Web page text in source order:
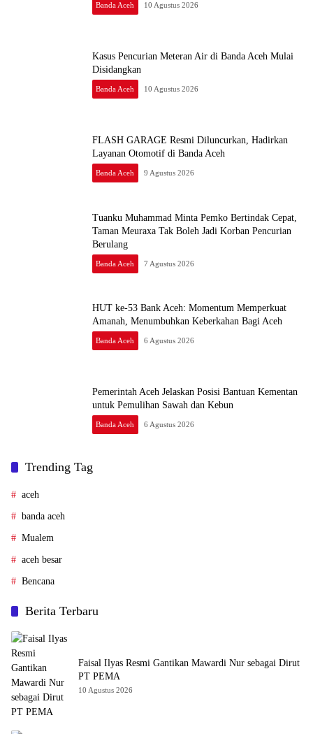
Banda Aceh 10 Agustus 2026
Kasus Pencurian Meteran Air di Banda Aceh Mulai
Disidangkan
Banda Aceh 10 Agustus 2026
FLASH GARAGE Resmi Diluncurkan, Hadirkan
Layanan Otomotif di Banda Aceh
Banda Aceh 9 Agustus 2026
Tuanku Muhammad Minta Pemko Bertindak Cepat,
Taman Meuraxa Tak Boleh Jadi Korban Pencurian
Berulang
Banda Aceh 7 Agustus 2026
HUT ke-53 Bank Aceh: Momentum Memperkuat
Amanah, Menumbuhkan Keberkahan Bagi Aceh
Banda Aceh 6 Agustus 2026
Pemerintah Aceh Jelaskan Posisi Bantuan Kementan
untuk Pemulihan Sawah dan Kebun
Banda Aceh 6 Agustus 2026
Trending Tag
aceh
banda aceh
Mualem
aceh besar
Bencana
Berita Terbaru
Faisal Ilyas Resmi Gantikan Mawardi Nur sebagai Dirut
PT PEMA
10 Agustus 2026